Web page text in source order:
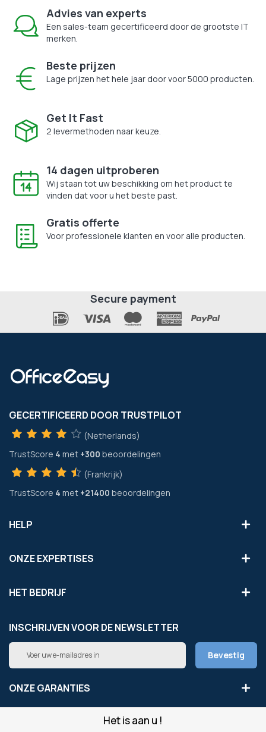
Het is aan u !
Advies van experts
Een sales-team gecertificeerd door de grootste IT
merken.
Beste prijzen
Lage prijzen het hele jaar door voor 5000 producten.
Get It Fast
2 levermethoden naar keuze.
14 dagen uitproberen
Wij staan tot uw beschikking om het product te
vinden dat voor u het beste past.
Gratis offerte
Voor professionele klanten en voor alle producten.
Secure payment
GECERTIFICEERD DOOR TRUSTPILOT
(Netherlands)
TrustScore 4 met +300 beoordelingen
(Frankrijk)
TrustScore 4 met +21400 beoordelingen
HELP
ONZE EXPERTISES
HET BEDRIJF
INSCHRIJVEN VOOR DE NEWSLETTER
Abonneer
op
onze
nieuwsbrief
Bevestig
ONZE GARANTIES